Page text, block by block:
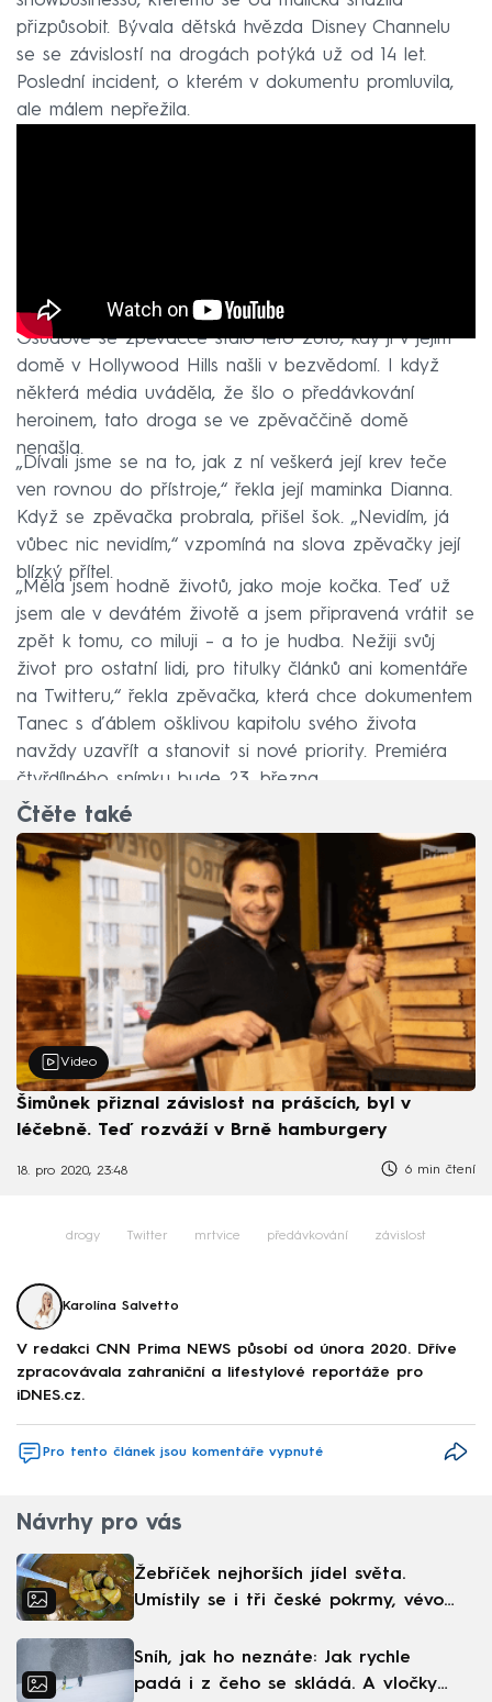
přizpůsobit. Bývala dětská hvězda Disney Channelu
se se závislostí na drogách potýká už od 14 let.
Poslední incident, o kterém v dokumentu promluvila,
ale málem nepřežila.
Osudové se zpěvačce stalo léto 2018, kdy ji v jejím
domě v Hollywood Hills našli v bezvědomí. I když
některá média uváděla, že šlo o předávkování
heroinem, tato droga se ve zpěvaččině domě
nenašla.
„Dívali jsme se na to, jak z ní veškerá její krev teče
ven rovnou do přístroje,“ řekla její maminka Dianna.
Když se zpěvačka probrala, přišel šok. „Nevidím, já
vůbec nic nevidím,“ vzpomíná na slova zpěvačky její
blízký přítel.
„Měla jsem hodně životů, jako moje kočka. Teď už
jsem ale v devátém životě a jsem připravená vrátit se
zpět k tomu, co miluji –⁠ a to je hudba. Nežiji svůj
život pro ostatní lidi, pro titulky článků ani komentáře
na Twitteru,“ řekla zpěvačka, která chce dokumentem
Tanec s ďáblem ošklivou kapitolu svého života
navždy uzavřít a stanovit si nové priority. Premiéra
čtyřdílného snímku bude 23. března.
Čtěte také
Video
Šimůnek přiznal závislost na prášcích, byl v
léčebně. Teď rozváží v Brně hamburgery
18. pro 2020, 23:48 6 min čtení
drogy Twitter mrtvice předávkování závislost
Karolína Salvetto
V redakci CNN Prima NEWS působí od února 2020. Dříve
zpracovávala zahraniční a lifestylové reportáže pro
iDNES.cz.
Pro tento článek jsou komentáře vypnuté
Návrhy pro vás
Žebříček nejhorších jídel světa.
Umístily se i tři české pokrmy, vévodí
Sníh, jak ho neznáte: Jak rychle
padá i z čeho se skládá. A vločky